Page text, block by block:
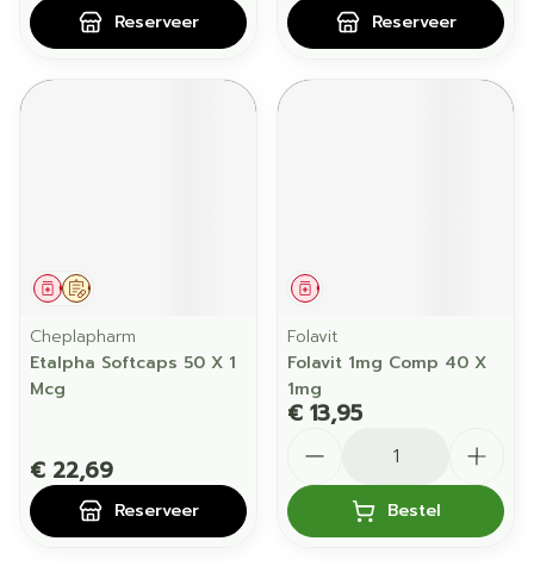
Reserveer Reserveer
Op voorschrift
Geneesmiddel
Cheplapharm
Etalpha Softcaps 50 X 1
Mcg
€ 22,69
Reserveer
Geneesmiddel
Folavit
Folavit 1mg Comp 40 X
1mg
€ 13,95
Bestel